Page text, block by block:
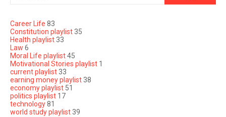
Career Life 83
Constitution playlist 35
Health playlist 33
Law 6
Moral Life playlist45
Motivational Stories playlist 1
current playlist 33
earning money playlist 38
economy playlist 51
politics playlist 17
technology81
world study playlist 39